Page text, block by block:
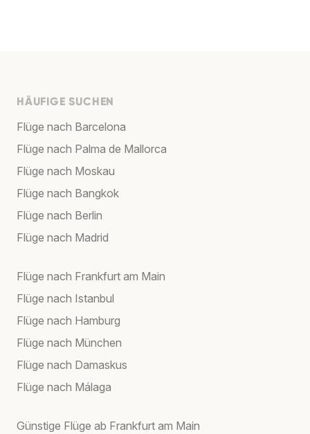
HÄUFIGE SUCHEN
Flüge nach Barcelona
Flüge nach Palma de Mallorca
Flüge nach Moskau
Flüge nach Bangkok
Flüge nach Berlin
Flüge nach Madrid
Flüge nach Frankfurt am Main
Flüge nach Istanbul
Flüge nach Hamburg
Flüge nach München
Flüge nach Damaskus
Flüge nach Málaga
Günstige Flüge ab Frankfurt am Main